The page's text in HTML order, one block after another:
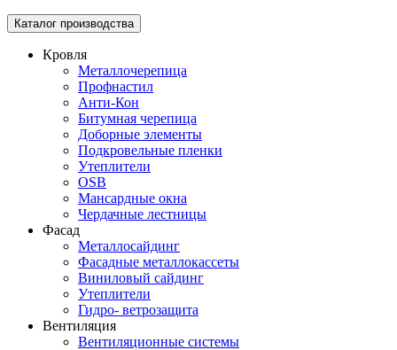
Toggle
navigation
Каталог производства
Кровля
Металлочерепица
Профнастил
Анти-Кон
Битумная черепица
Доборные элементы
Подкровельные пленки
Утеплители
OSB
Мансардные окна
Чердачные лестницы
Фасад
Металлосайдинг
Фасадные металлокассеты
Виниловый сайдинг
Утеплители
Гидро- ветрозащита
Вентиляция
Вентиляционные системы